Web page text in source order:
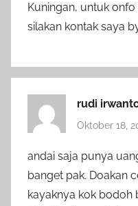
Kuningan, untuk
silakan kontak saya
rudi
Oktober 18,
andai saja punya
banget pak. Doakan
kayaknya kok bodoh